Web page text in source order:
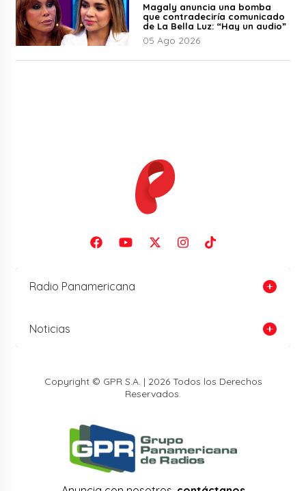
Magaly anuncia una bomba
que contradeciría comunicado
de La Bella Luz: “Hay un audio”
05 Ago 2026
Radio Panamericana
Noticias
Copyright © GPR S.A. | 2026 Todos los Derechos
Reservados.